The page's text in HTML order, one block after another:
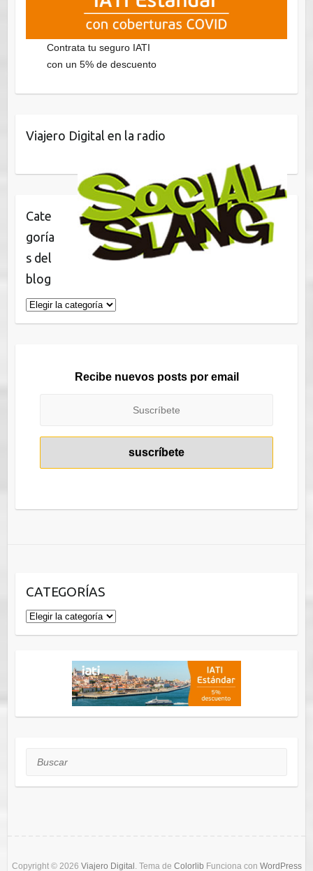
Contrata tu seguro IATI
con un 5% de descuento
Viajero Digital en la radio
Cate
goría
s del
blog
Categorías
Recibe nuevos posts por email
CATEGORÍAS
Categorías
Buscar
Copyright © 2026 Viajero Digital . Tema de Colorlib Funciona con WordPress